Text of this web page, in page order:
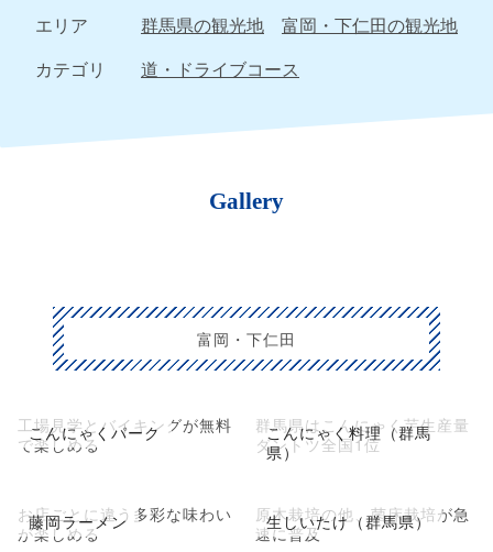
エリア
群馬県の観光地
富岡・下仁田の観光地
カテゴリ
道・ドライブコース
Gallery
富岡・下仁田
こんにゃくパーク
工場見学とバイキングが無料
で楽しめる
こんにゃく料理（群馬
県）
群馬県はこんにゃく芋生産量
ダントツ全国1位
藤岡ラーメン
お店ごとに違う多彩な味わい
が楽しめる
生しいたけ（群馬県）
原木栽培の他、菌床栽培が急
速に普及